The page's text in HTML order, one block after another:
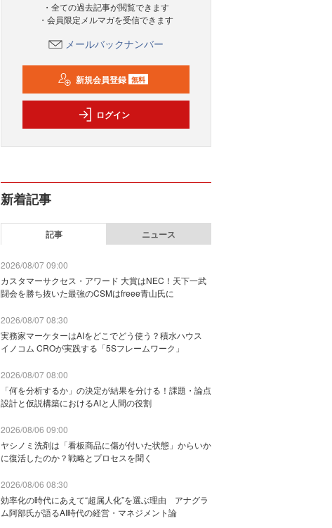
・全ての過去記事が閲覧できます
・会員限定メルマガを受信できます
メールバックナンバー
新規会員登録 無料
ログイン
新着記事
記事 ニュース
2026/08/07 09:00
カスタマーサクセス・アワード 大賞はNEC！天下一武
闘会を勝ち抜いた最強のCSMはfreee青山氏に
2026/08/07 08:30
実務家マーケターはAIをどこでどう使う？積水ハウス
イノコム CROが実践する「5Sフレームワーク」
2026/08/07 08:00
「何を分析するか」の決定が結果を分ける！課題・論点
設計と仮説構築におけるAIと人間の役割
2026/08/06 09:00
ヤシノミ洗剤は「看板商品に傷が付いた状態」からいか
に復活したのか？戦略とプロセスを聞く
2026/08/06 08:30
効率化の時代にあえて“超属人化”を選ぶ理由 アナグラ
ム阿部氏が語るAI時代の経営・マネジメント論